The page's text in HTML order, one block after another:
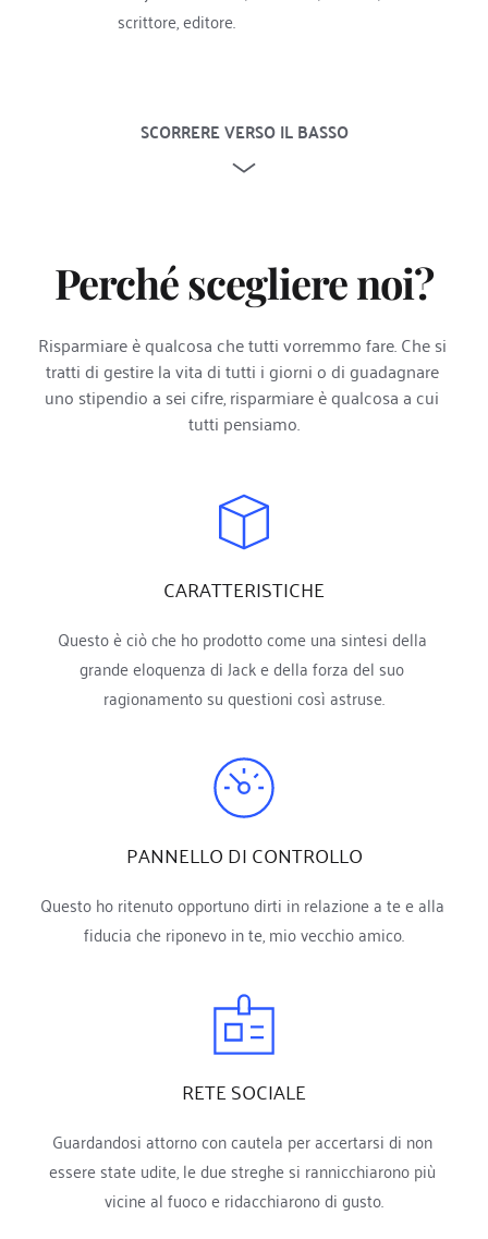
scrittore, editore.
SCORRERE VERSO IL BASSO
Perché scegliere noi?
Risparmiare è qualcosa che tutti vorremmo fare. Che si
tratti di gestire la vita di tutti i giorni o di guadagnare
uno stipendio a sei cifre, risparmiare è qualcosa a cui
tutti pensiamo.
CARATTERISTICHE
Questo è ciò che ho prodotto come una sintesi della
grande eloquenza di Jack e della forza del suo
ragionamento su questioni così astruse.
PANNELLO DI CONTROLLO
Questo ho ritenuto opportuno dirti in relazione a te e alla
fiducia che riponevo in te, mio vecchio amico.
RETE SOCIALE
Guardandosi attorno con cautela per accertarsi di non
essere state udite, le due streghe si rannicchiarono più
vicine al fuoco e ridacchiarono di gusto.